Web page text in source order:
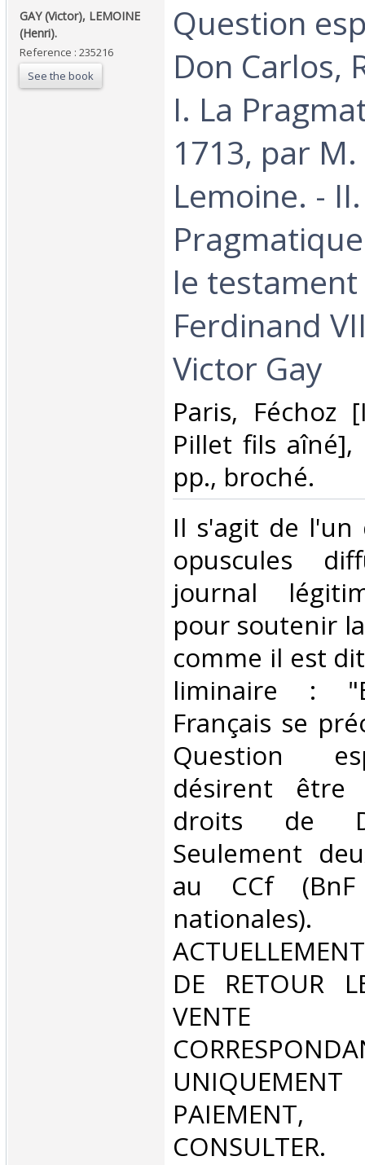
‎GAY (Victor), LEMOINE
(Henri).‎
Reference : 235216
See the book
‎Question
Don Carlos,
I. La
1713, par
Lemoine. -
le
Ferdinand
Victor Gay‎
‎Paris, Féchoz
Pillet fils aîné],
pp., broché. ‎
‎Il s'agit de l'un
opuscules
journal
pour soutenir
comme il est
liminaire :
Français se
Question
désirent
droits de
Seulement
au CCf
DE RETOUR
CONSULTER.‎